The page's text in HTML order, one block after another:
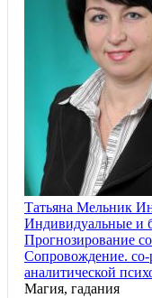
Татьяна Мельник
Индивидуальные и
Прогнозирование
Сопровождение. со-
аналитической
Магия, гадания